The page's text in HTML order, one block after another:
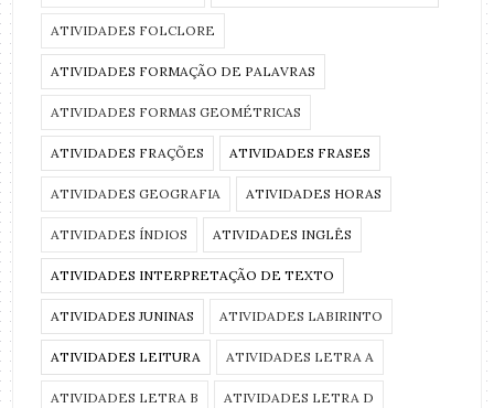
ATIVIDADES FOLCLORE
ATIVIDADES FORMAÇÃO DE PALAVRAS
ATIVIDADES FORMAS GEOMÉTRICAS
ATIVIDADES FRAÇÕES ATIVIDADES FRASES
ATIVIDADES GEOGRAFIA ATIVIDADES HORAS
ATIVIDADES ÍNDIOS ATIVIDADES INGLÊS
ATIVIDADES INTERPRETAÇÃO DE TEXTO
ATIVIDADES JUNINAS ATIVIDADES LABIRINTO
ATIVIDADES LEITURA ATIVIDADES LETRA A
ATIVIDADES LETRA B ATIVIDADES LETRA D